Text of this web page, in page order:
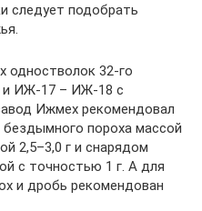
следует подобрать
одностволок 32-го
ИЖ-17 – ИЖ-18 с
Ижмех рекомендовал
пороха массой
2,5–3,0 г и снарядом
с точностью 1 г. А для
и дробь рекомендован